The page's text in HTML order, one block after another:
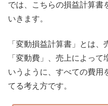
では、こちらの損益計算書
いきます。
「変動損益計算書」とは
「変動費」、売上によっ
いうように、すべての費用
てる考え方です。